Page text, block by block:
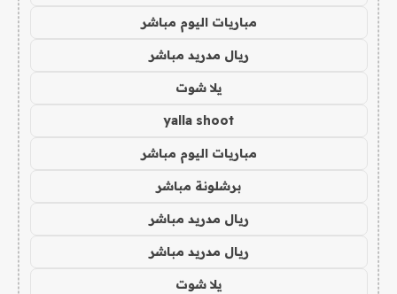
مباريات اليوم مباشر
ريال مدريد مباشر
يلا شوت
yalla shoot
مباريات اليوم مباشر
برشلونة مباشر
ريال مدريد مباشر
ريال مدريد مباشر
يلا شوت